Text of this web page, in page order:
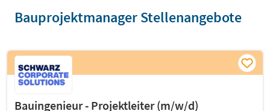
Bauprojektmanager Stellenangebote
Bauingenieur - Projektleiter (m/w/d)